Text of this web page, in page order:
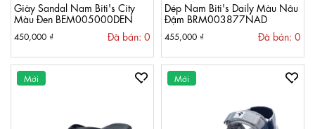
Giày Sandal Nam Biti's City
Màu Đen BEM005000DEN
450,000 ₫ Đã bán: 0
Dép Nam Biti's Daily Màu Nâu
Đậm BRM003877NAD
455,000 ₫ Đã bán: 0
Mới Mới